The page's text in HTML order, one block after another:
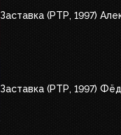
Заставка (РТР, 1997)
Заставка (РТР, 1997)